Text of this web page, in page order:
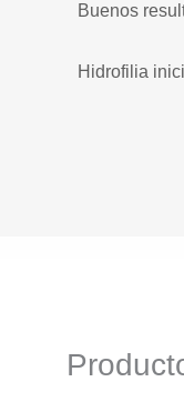
Buenos
Hidrofilia